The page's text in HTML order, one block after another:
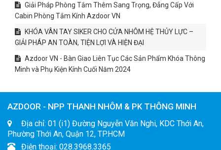
Giải Pháp Phòng Tắm Thêm Sang Trọng, Đẳng Cấp Với
Cabin Phòng Tắm Kính Azdoor VN
KHÓA VÂN TAY SIKER CHO CỬA NHÔM HỆ THỦY LỰC –
GIẢI PHÁP AN TOÀN, TIỆN LỢI VÀ HIỆN ĐẠI
Azdoor VN - Bàn Giao Liên Tục Các Sản Phẩm Khóa Thông
Minh và Phụ Kiện Kính Cuối Năm 2024
AZDOOR - NPP THANH NHÔM & PK THÔNG MINH
Địa chỉ: 01 (i1) Đường Nguyễn Văn Nghi, KDC Thới An,
Phường Thới An, Quận 12, TP.HCM
Điện thoại: 028.3968.3365